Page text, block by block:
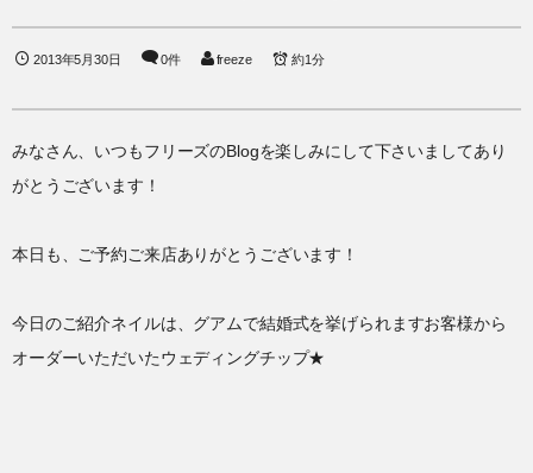
2013年5月30日 0件 freeze 約1分
みなさん、いつもフリーズのBlogを楽しみにして下さいましてあり
がとうございます！
本日も、ご予約ご来店ありがとうございます！
今日のご紹介ネイルは、グアムで結婚式を挙げられますお客様から
オーダーいただいたウェディングチップ★